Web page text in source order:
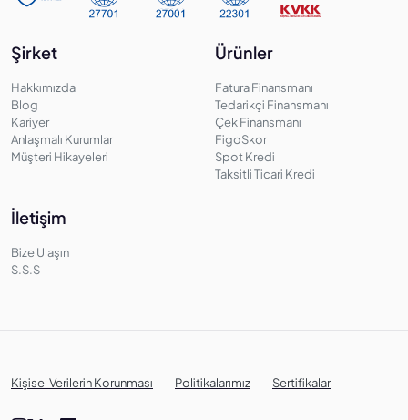
Şirket
Hakkımızda
Blog
Kariyer
Anlaşmalı Kurumlar
Müşteri Hikayeleri
Ürünler
Fatura Finansmanı
Tedarikçi Finansmanı
Çek Finansmanı
FigoSkor
Spot Kredi
Taksitli Ticari Kredi
İletişim
Bize Ulaşın
S.S.S
Kişisel Verilerin Korunması Politikalarımız Sertifikalar